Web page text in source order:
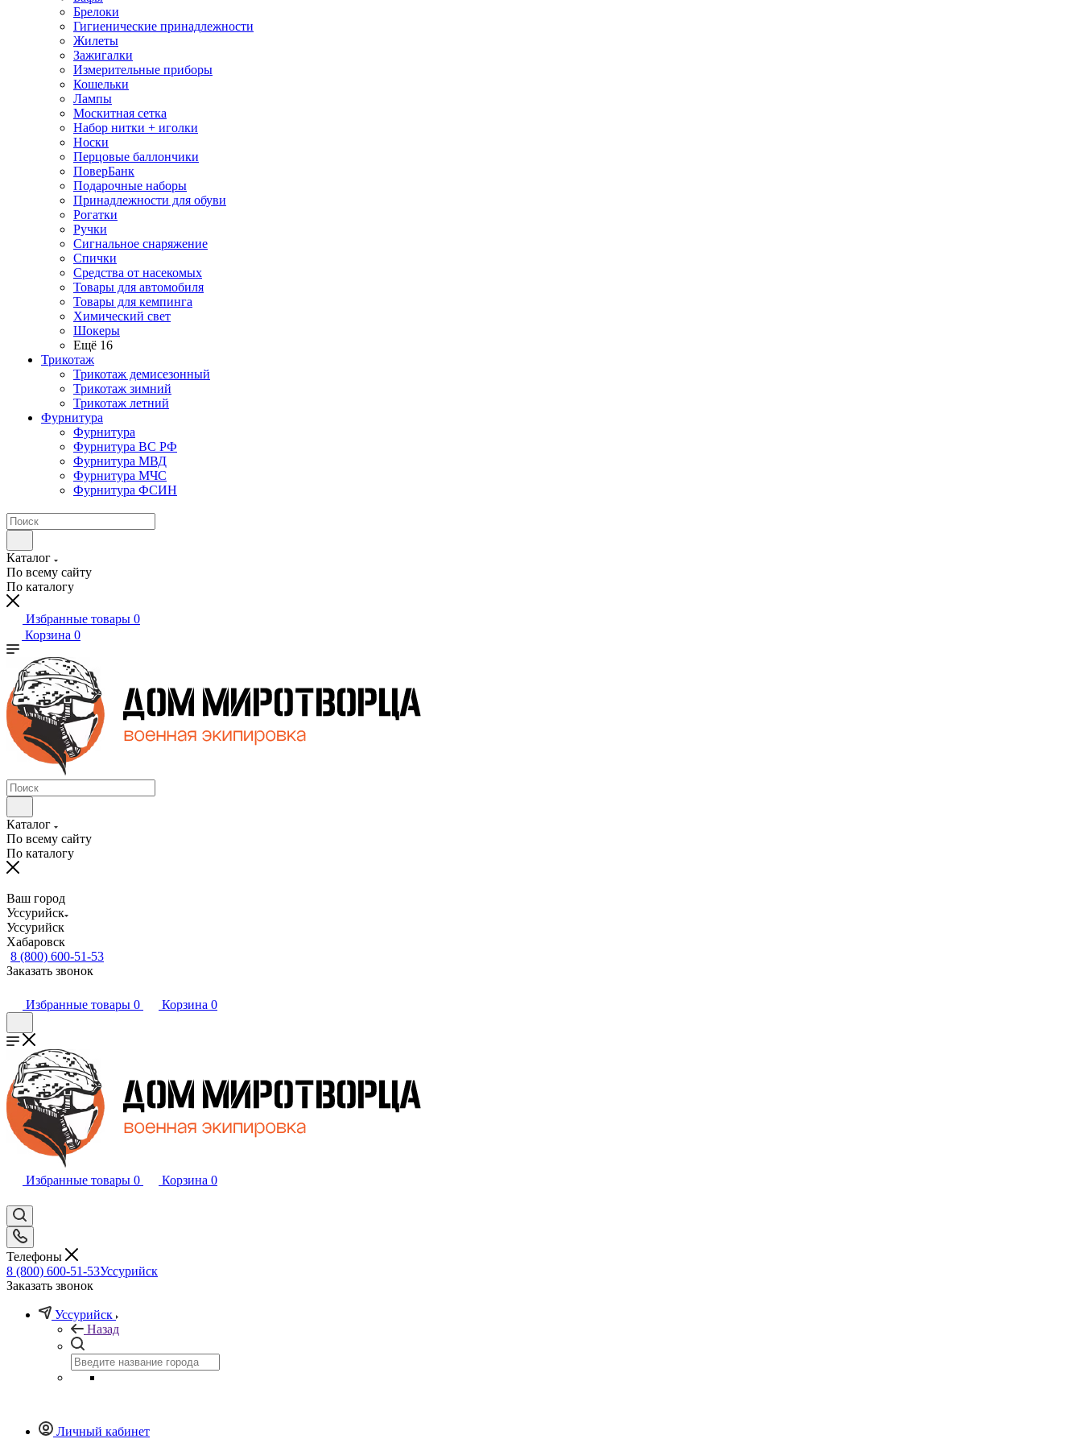
Брелоки
Гигиенические принадлежности
Жилеты
Зажигалки
Измерительные приборы
Кошельки
Лампы
Москитная сетка
Набор нитки + иголки
Носки
Перцовые баллончики
ПоверБанк
Подарочные наборы
Принадлежности для обуви
Рогатки
Ручки
Сигнальное снаряжение
Спички
Средства от насекомых
Товары для автомобиля
Товары для кемпинга
Химический свет
Шокеры
Ещё 16
Трикотаж
Трикотаж демисезонный
Трикотаж зимний
Трикотаж летний
Фурнитура
Фурнитура
Фурнитура ВС РФ
Фурнитура МВД
Фурнитура МЧС
Фурнитура ФСИН
Каталог
По всему сайту
По каталогу
Избранные товары 0
Корзина 0
Каталог
По всему сайту
По каталогу
Ваш город
Уссурийск
Уссурийск
Хабаровск
8 (800) 600-51-53
Заказать звонок
Избранные товары 0 Корзина 0
Избранные товары 0 Корзина 0
Телефоны
8 (800) 600-51-53Уссурийск
Заказать звонок
Уссурийск
Назад
Личный кабинет